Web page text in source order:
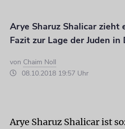
Arye Sharuz Shalicar zieht
Fazit zur Lage der Juden in
von Chaim Noll
08.10.2018 19:57 Uhr
Arye Sharuz Shalicar ist